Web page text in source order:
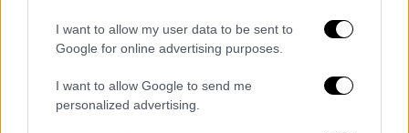
I want to allow my user data to be sent to
Google for online advertising purposes.
I want to allow Google to send me
personalized advertising.
αυτό έχει με την μεγαλύτερη κοινωνική
συναίνεση. Είναι το μεγάλο εμπόδιο και η
ταφόπλακα της περιοχής.